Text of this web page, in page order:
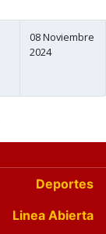
08 Noviembre
2024
Deportes
Linea Abierta